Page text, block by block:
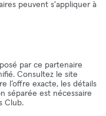
peuvent s'appliquer à
par ce partenaire
Consultez le site
l’offre exacte, les détails
séparée est nécessaire
Club.